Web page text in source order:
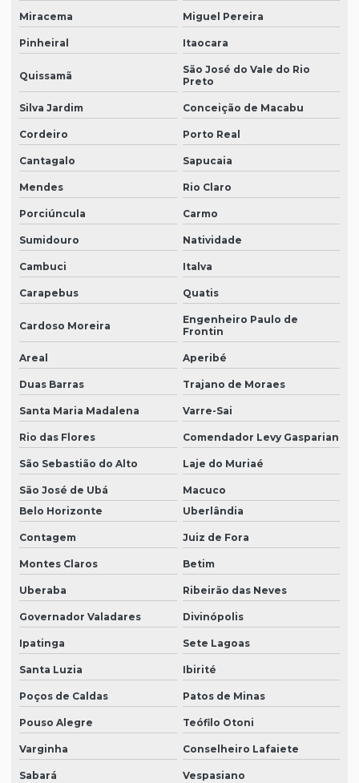
Miracema Miguel Pereira
Pinheiral Itaocara
Quissamã
São José do Vale do Rio
Preto
Silva Jardim Conceição de Macabu
Cordeiro Porto Real
Cantagalo Sapucaia
Mendes Rio Claro
Porciúncula Carmo
Sumidouro Natividade
Cambuci Italva
Carapebus Quatis
Cardoso Moreira
Engenheiro Paulo de
Frontin
Areal Aperibé
Duas Barras Trajano de Moraes
Santa Maria Madalena Varre-Sai
Rio das Flores Comendador Levy Gasparian
São Sebastião do Alto Laje do Muriaé
São José de Ubá
Macuco
Belo Horizonte
Uberlândia
Contagem Juiz de Fora
Montes Claros Betim
Uberaba Ribeirão das Neves
Governador Valadares Divinópolis
Ipatinga Sete Lagoas
Santa Luzia Ibirité
Poços de Caldas Patos de Minas
Pouso Alegre Teófilo Otoni
Varginha Conselheiro Lafaiete
Sabará Vespasiano